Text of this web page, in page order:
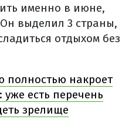
именно в июне,
выделил 3 страны,
отдыхом без
полностью накроет
есть перечень
зрелище